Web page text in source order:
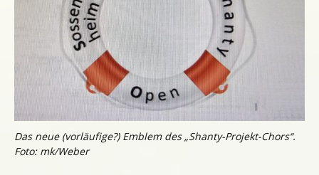
Das neue (vorläufige?) Emblem des „Shanty-Projekt-Chors“.
Foto: mk/Weber